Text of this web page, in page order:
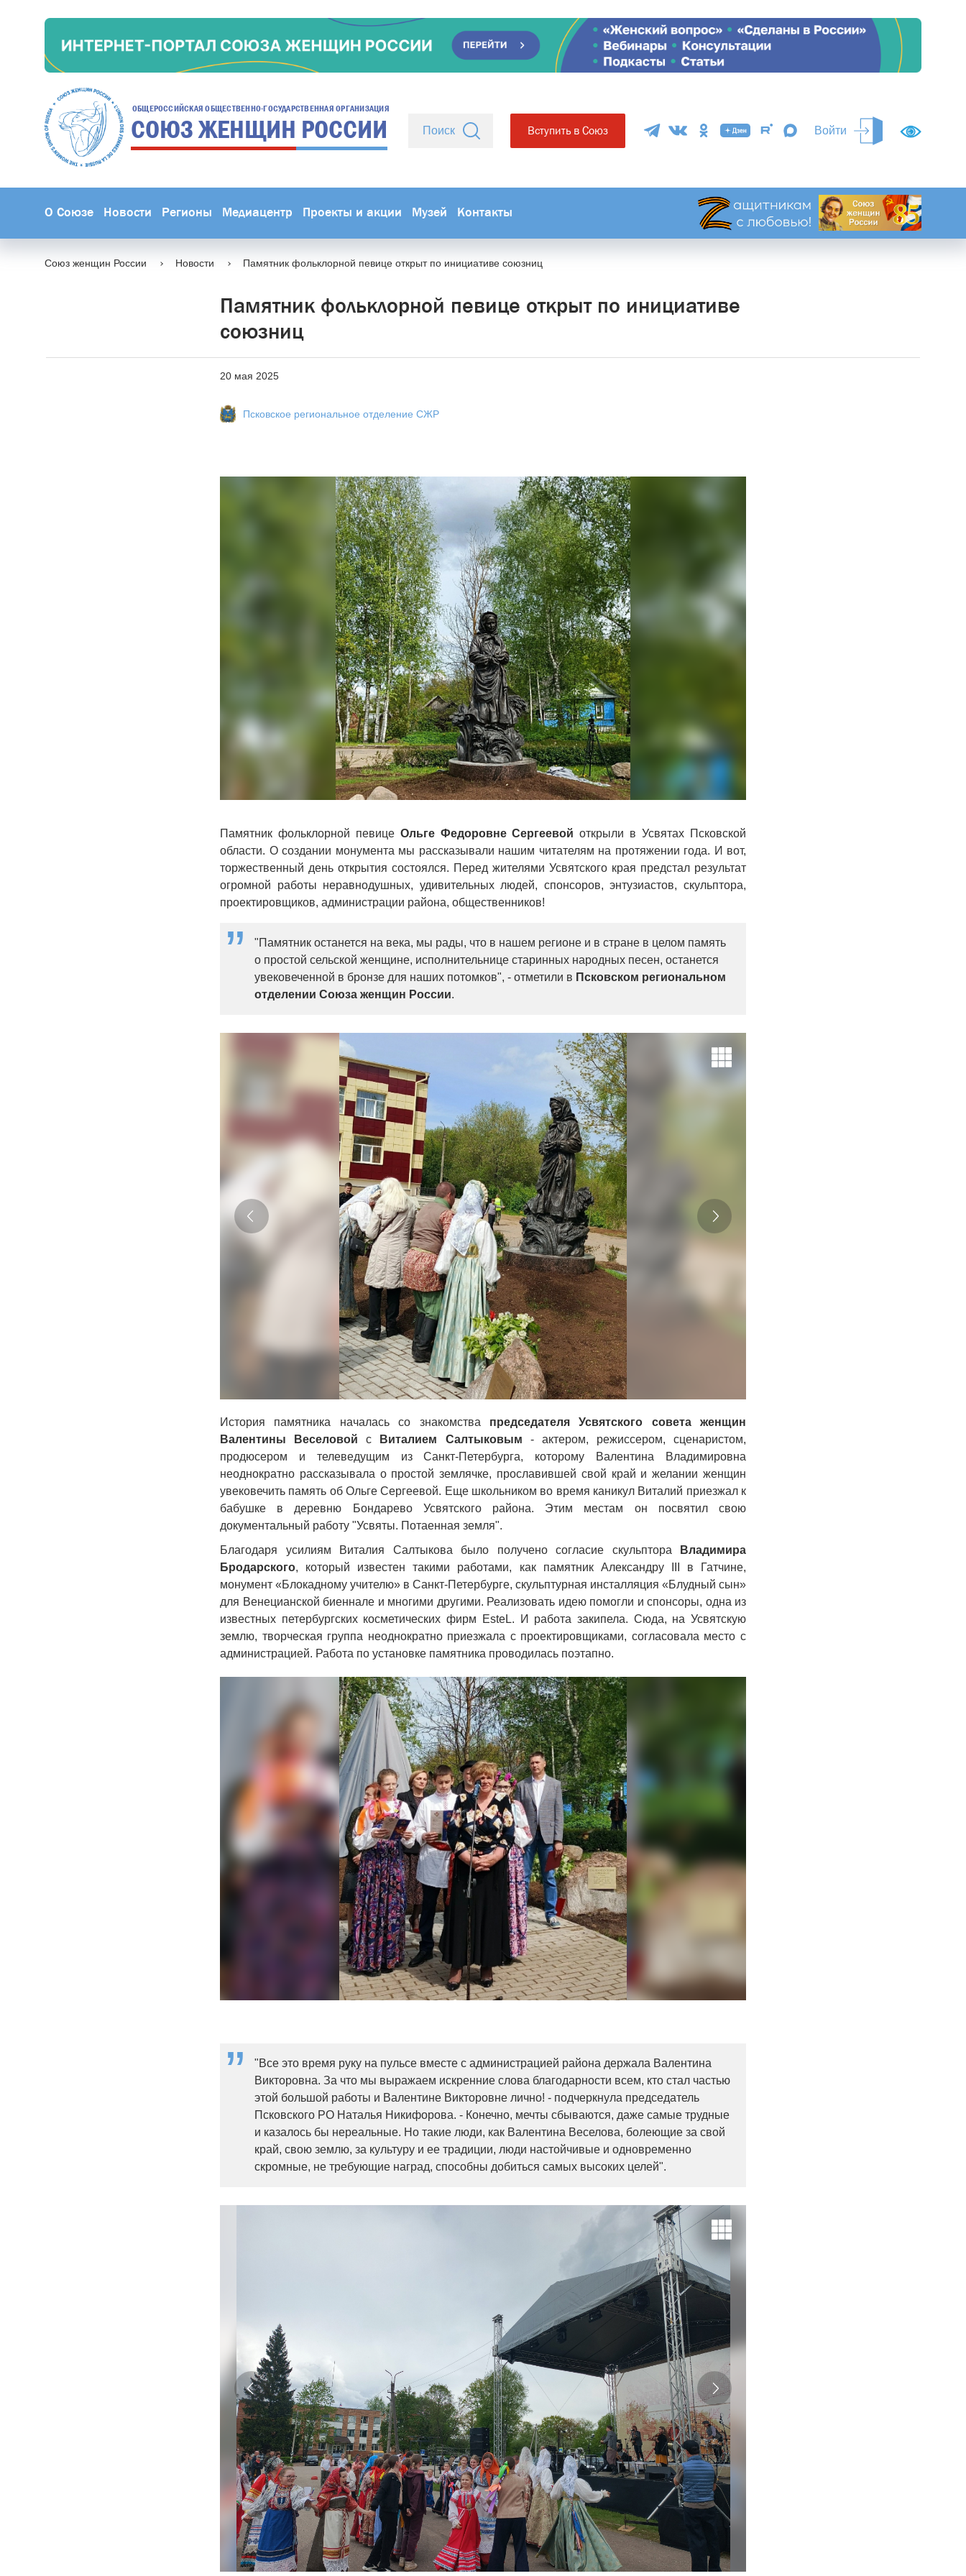
ОБЩЕРОССИЙСКАЯ ОБЩЕСТВЕННО-ГОСУДАРСТВЕННАЯ ОРГАНИЗАЦИЯ
СОЮЗ ЖЕНЩИН РОССИИ Вступить в Союз Войти
О Союзе Новости Регионы Медиацентр Проекты и акции Музей Контакты
Союз женщин России Новости Памятник фольклорной певице открыт по инициативе союзниц
Памятник фольклорной певице открыт по инициативе
союзниц
20 мая 2025
Псковское региональное отделение СЖР
Памятник фольклорной певицеОльге Федоровне Сергеевой открыли в Усвятах Псковской
области. О создании монумента мы рассказывали нашим читателям на протяжении года. И вот,
торжественный день открытия состоялся. Перед жителями Усвятского края предстал результат
огромной работы неравнодушных, удивительных людей, спонсоров, энтузиастов, скульптора,
проектировщиков, администрации района, общественников!
"Памятник останется на века, мы рады, что в нашем регионе и в стране в целом память
о простой сельской женщине, исполнительнице старинных народных песен, останется
увековеченной в бронзе для наших потомков", - отметили в Псковском региональном
отделении Союза женщин России.
История памятника началась со знакомства председателя Усвятского совета женщин
Валентины Веселовой с Виталием Салтыковым - актером, режиссером, сценаристом,
продюсером и телеведущим из Санкт-Петербурга, которому Валентина Владимировна
неоднократно рассказывала о простой землячке, прославившей свой край и желании женщин
увековечить память об Ольге Сергеевой. Еще школьником во время каникул Виталий приезжал к
бабушке в деревню Бондарево Усвятского района. Этим местам он посвятил свою
документальный работу "Усвяты. Потаенная земля".
Благодаря усилиям Виталия Салтыкова было получено согласие скульптора
Владимира
Бродарского, который известен такими работами, как памятник Александру III в Гатчине,
монумент «Блокадному учителю» в Санкт-Петербурге, скульптурная инсталляция «Блудный сын»
для Венецианской биеннале и многими другими. Реализовать идею помогли и спонсоры, одна из
известных петербургских косметических фирм EsteL. И работа закипела. Сюда, на Усвятскую
землю, творческая группа неоднократно приезжала с проектировщиками, согласовала место с
администрацией. Работа по установке памятника проводилась поэтапно.
"Все это время руку на пульсе вместе с администрацией района держала Валентина
Викторовна. За что мы выражаем искренние слова благодарности всем, кто стал частью
этой большой работы и Валентине Викторовне лично! - подчеркнула председатель
Псковского РО Наталья Никифорова. - Конечно, мечты сбываются, даже самые трудные
и казалось бы нереальные. Но такие люди, как Валентина Веселова, болеющие за свой
край, свою землю, за культуру и ее традиции, люди настойчивые и одновременно
скромные, не требующие наград, способны добиться самых высоких целей".